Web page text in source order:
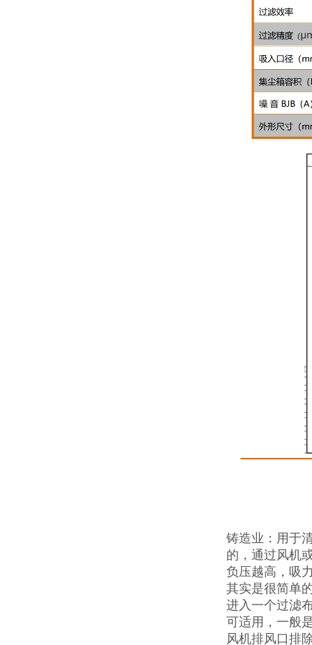
铸造业：用于
的，通过风机
负压越高，吸
其实是很简单
进入一个过滤
可适用，一般
风机排风口排